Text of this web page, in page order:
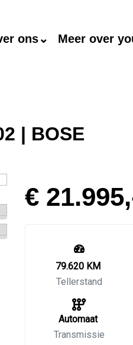
ons⌄ Meer over
| BOSE
€
79.620 KM
Tellerstand
Automaat
Transmissie